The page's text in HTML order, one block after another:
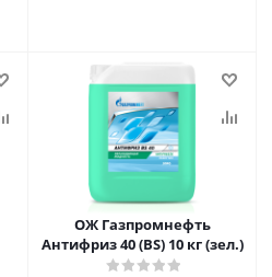
ОЖ Газпромнефть
Антифриз 40 (BS) 10 кг (зел.)